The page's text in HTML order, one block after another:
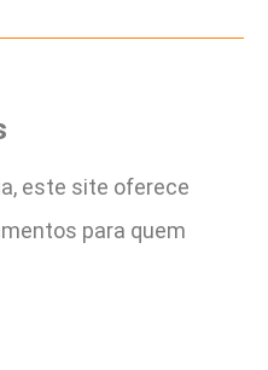
este site oferece
para quem